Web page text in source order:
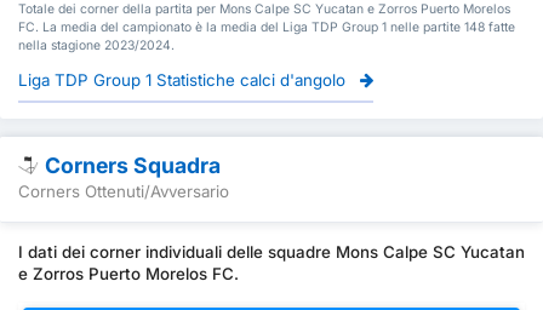
Totale dei corner della partita per Mons Calpe SC Yucatan e Zorros Puerto Morelos
FC. La media del campionato è la media del Liga TDP Group 1 nelle partite 148 fatte
nella stagione 2023/2024.
Liga TDP Group 1 Statistiche calci d'angolo
Corners Squadra
Corners Ottenuti/Avversario
I dati dei corner individuali delle squadre Mons Calpe SC Yucatan
e Zorros Puerto Morelos FC.